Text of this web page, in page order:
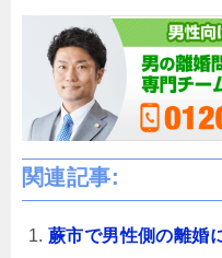
関連記事:
蕨市で男性側の離婚